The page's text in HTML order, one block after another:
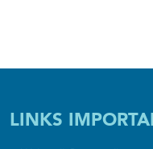
LINKS